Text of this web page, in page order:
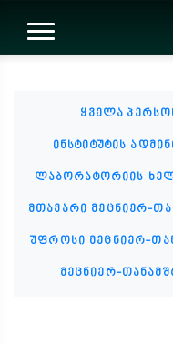
ყველა
ინსტიტუტის
ლაბორატორიის
მთავარი მეცნიერ-
უფროსი მეცნიერ-
მეცნიერ-